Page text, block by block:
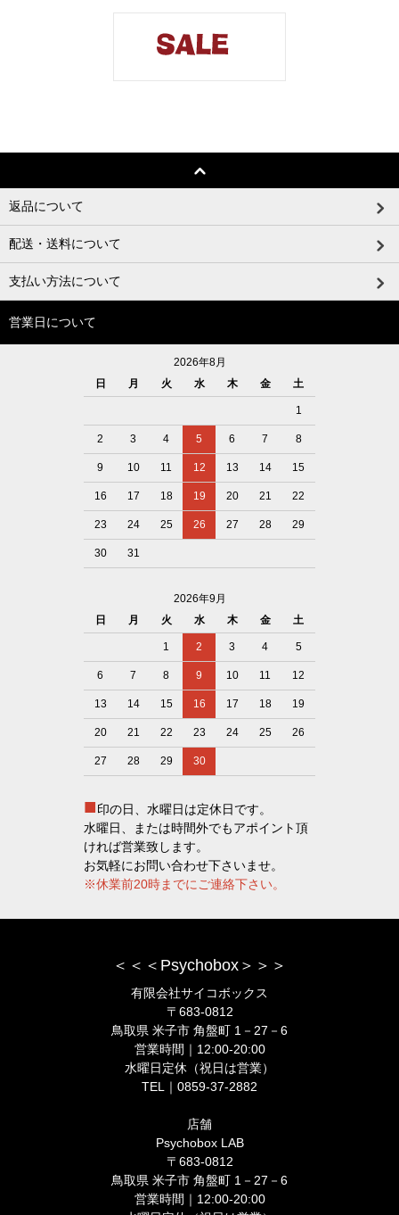
返品について
配送・送料について
支払い方法について
営業日について
2026年8月
日
月 火 水 木 金 土
1
2 3 4 5 6 7 8
9 10 11 12 13 14 15
16 17 18 19 20 21 22
23 24 25 26 27 28 29
30 31
2026年9月
日
月 火 水 木 金 土
1 2 3 4 5
6 7 8 9 10 11 12
13 14 15 16 17 18 19
20 21 22 23 24 25 26
27 28 29 30
■印の日、水曜日は定休日です。
水曜日、または時間外でもアポイント頂
ければ営業致します。
お気軽にお問い合わせ下さいませ。
※休業前20時までにご連絡下さい。
＜＜＜Psychobox＞＞＞
有限会社サイコボックス
〒683-0812
鳥取県 米子市 角盤町 1－27－6
営業時間｜12:00-20:00
水曜日定休（祝日は営業）
TEL｜0859-37-2882
店舗
Psychobox LAB
〒683-0812
鳥取県 米子市 角盤町 1－27－6
営業時間｜12:00-20:00